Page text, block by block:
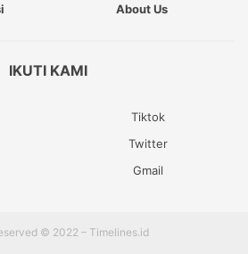
About Us
IKUTI KAMI
Tiktok
Twitter
Gmail
© 2022 – Timelines.id